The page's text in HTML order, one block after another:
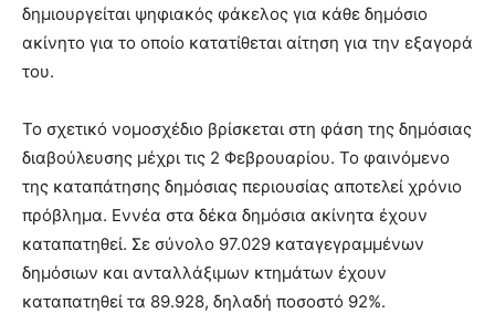
show.desi
xxx
lyons
you
the
of
pain.
pornhun
hd
δημιουργείται ψηφιακός φάκελος για κάθε δημόσιο
ακίνητο για το οποίο κατατίθεται αίτηση για την εξαγορά
του.
Το σχετικό νομοσχέδιο βρίσκεται στη φάση της δημόσιας
διαβούλευσης μέχρι τις 2 Φεβρουαρίου. Το φαινόμενο
της καταπάτησης δημόσιας περιουσίας αποτελεί χρόνιο
πρόβλημα. Εννέα στα δέκα δημόσια ακίνητα έχουν
καταπατηθεί. Σε σύνολο 97.029 καταγεγραμμένων
δημόσιων και ανταλλάξιμων κτημάτων έχουν
καταπατηθεί τα 89.928, δηλαδή ποσοστό 92%.